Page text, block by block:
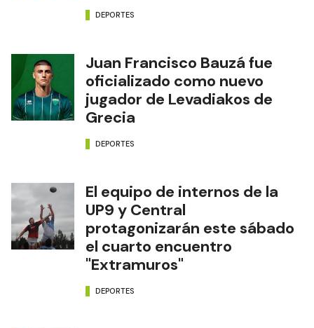
DEPORTES
Juan Francisco Bauzá fue
oficializado como nuevo
jugador de Levadiakos de
Grecia
DEPORTES
El equipo de internos de la
UP9 y Central
protagonizarán este sábado
el cuarto encuentro
"Extramuros"
DEPORTES